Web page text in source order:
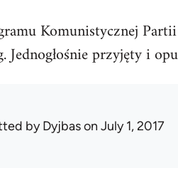
Komunistycznej
Jednogłośnie przyjęty i
byDyjbason July 1, 2017